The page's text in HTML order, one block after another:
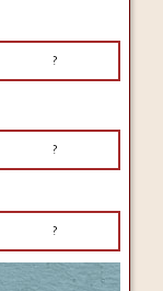
?
?
?